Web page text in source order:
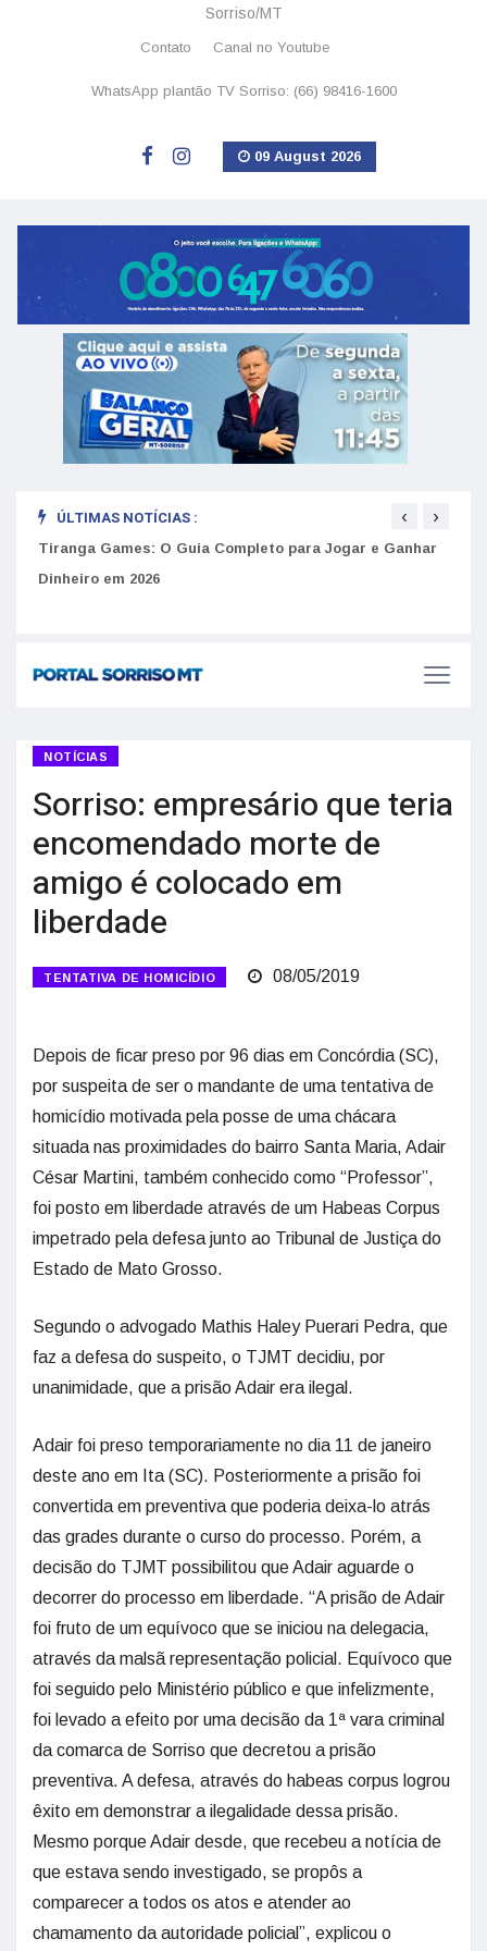
Sorriso/MT
Contato Canal no Youtube
WhatsApp plantão TV Sorriso: (66) 98416-1600
09 August 2026
ÚLTIMAS NOTÍCIAS :
Tiranga Games: O Guia Completo para Jogar e Ganhar
Dinheiro em 2026
‹ ›
NOTÍCIAS
Sorriso: empresário que teria
encomendado morte de
amigo é colocado em
liberdade
TENTATIVA DE HOMICÍDIO 08/05/2019
Depois de ficar preso por 96 dias em Concórdia (SC),
por suspeita de ser o mandante de uma tentativa de
homicídio motivada pela posse de uma chácara
situada nas proximidades do bairro Santa Maria, Adair
César Martini, também conhecido como “Professor”,
foi posto em liberdade através de um Habeas Corpus
impetrado pela defesa junto ao Tribunal de Justiça do
Estado de Mato Grosso.
Segundo o advogado Mathis Haley Puerari Pedra, que
faz a defesa do suspeito, o TJMT decidiu, por
unanimidade, que a prisão Adair era ilegal.
Adair foi preso temporariamente no dia 11 de janeiro
deste ano em Ita (SC). Posteriormente a prisão foi
convertida em preventiva que poderia deixa-lo atrás
das grades durante o curso do processo. Porém, a
decisão do TJMT possibilitou que Adair aguarde o
decorrer do processo em liberdade. “A prisão de Adair
foi fruto de um equívoco que se iniciou na delegacia,
através da malsã representação policial. Equívoco que
foi seguido pelo Ministério público e que infelizmente,
foi levado a efeito por uma decisão da 1ª vara criminal
da comarca de Sorriso que decretou a prisão
preventiva. A defesa, através do habeas corpus logrou
êxito em demonstrar a ilegalidade dessa prisão.
Mesmo porque Adair desde, que recebeu a notícia de
que estava sendo investigado, se propôs a
comparecer a todos os atos e atender ao
chamamento da autoridade policial”, explicou o